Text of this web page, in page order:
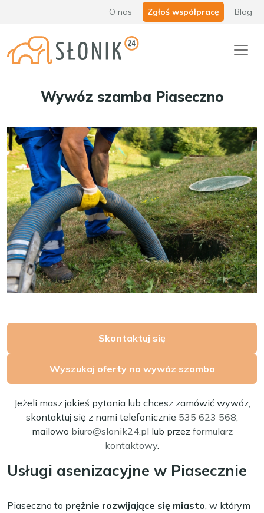
O nas Zgłoś współpracę Blog
Wywóz szamba Piaseczno
Skontaktuj się
Wyszukaj oferty na wywóz szamba
Jeżeli masz jakieś pytania lub chcesz zamówić wywóz,
skontaktuj się z nami telefonicznie 535 623 568,
mailowo biuro@slonik24.pl lub przez formularz
kontaktowy.
Usługi asenizacyjne w Piasecznie
Piaseczno to prężnie rozwijające się miasto, w którym